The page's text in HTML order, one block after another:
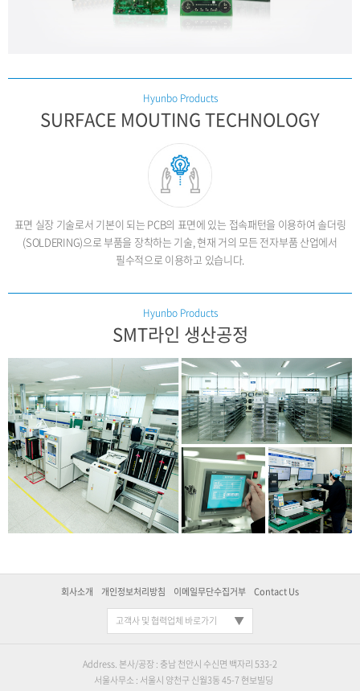
Hyunbo Products
SURFACE MOUTING TECHNOLOGY
표면 실장 기술로서 기본이 되는 PCB의 표면에 있는 접속패턴을 이용하여 솔더링
(SOLDERING)으로 부품을 장착하는 기술,현재 거의 모든 전자부품 산업에서
필수적으로 이용하고 있습니다.
Hyunbo Products
SMT라인 생산공정
회사소개 개인정보처리방침 이메일무단수집거부 Contact Us
고객사 및 협력업체 바로가기
Address. 본사/공장 : 충남 천안시 수신면 백자리 533-2
서울사무소 : 서울시 양천구 신월3동 45-7 현보빌딩